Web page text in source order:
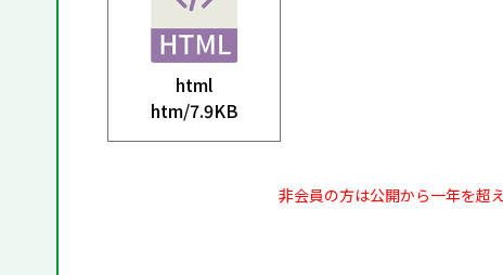
html
htm/7.9KB
非会員の方は公開から一年を超